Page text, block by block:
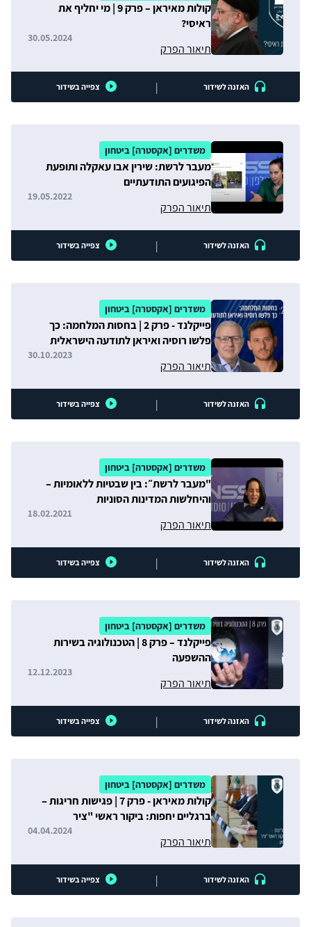
קולות מאיראן – פרק 9 | מי יחליף את
ראיסי?
תיאור הפרק
30.05.2024
האזנה לשידור | צפייה בשידור
משדרים [אקסטרה] ביטחון
מעבר לרשת: שירין אבו עאקלה ותופעת
הפיגועים התודעתיים
תיאור הפרק
19.05.2022
האזנה לשידור | צפייה בשידור
משדרים [אקסטרה] ביטחון
פייקלנד - פרק 2 | בחסות המלחמה: כך
פלשו רוסיה ואיראן לתודעה הישראלית
תיאור הפרק
30.10.2023
האזנה לשידור | צפייה בשידור
משדרים [אקסטרה] ביטחון
"מעבר לרשת״: בין שבטיות ללאומיות –
והיחלשות המדינות הסוניות
תיאור הפרק
18.02.2021
האזנה לשידור | צפייה בשידור
משדרים [אקסטרה] ביטחון
פייקלנד – פרק 8 | הטכנולוגיה בשירות
ההשפעה
תיאור הפרק
12.12.2023
האזנה לשידור | צפייה בשידור
משדרים [אקסטרה] ביטחון
קולות מאיראן - פרק 7 | פגישות חריגות –
ברגליים יחפות: ביקור ראשי "ציר
תיאור הפרק
04.04.2024
האזנה לשידור | צפייה בשידור